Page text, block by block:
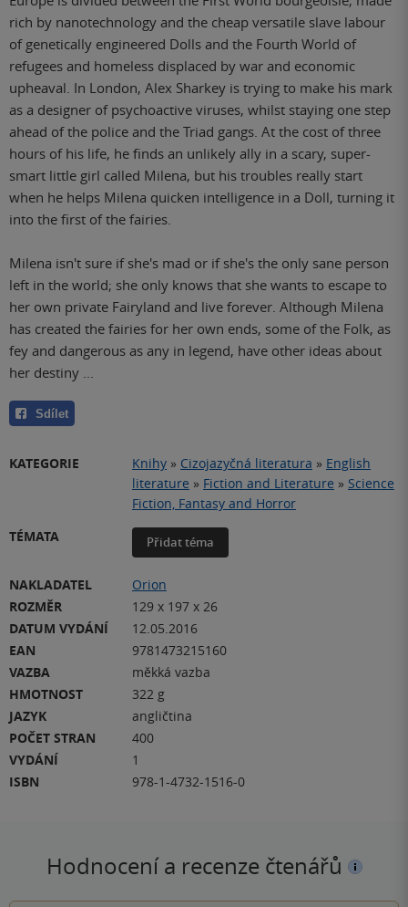
rich by nanotechnology and the cheap versatile slave labour
of genetically engineered Dolls and the Fourth World of
refugees and homeless displaced by war and economic
upheaval. In London, Alex Sharkey is trying to make his mark
as a designer of psychoactive viruses, whilst staying one step
ahead of the police and the Triad gangs. At the cost of three
hours of his life, he finds an unlikely ally in a scary, super-
smart little girl called Milena, but his troubles really start
when he helps Milena quicken intelligence in a Doll, turning it
into the first of the fairies.
Milena isn't sure if she's mad or if she's the only sane person
left in the world; she only knows that she wants to escape to
her own private Fairyland and live forever. Although Milena
has created the fairies for her own ends, some of the Folk, as
fey and dangerous as any in legend, have other ideas about
her destiny ...
Sdílet
KATEGORIE Knihy » Cizojazyčná literatura » English
literature » Fiction and Literature » Science
Fiction, Fantasy and Horror
TÉMATA
Přidat téma
NAKLADATEL
Orion
ROZMĚR
129 x 197 x 26
DATUM VYDÁNÍ
12.05.2016
EAN
9781473215160
VAZBA
měkká vazba
HMOTNOST
322 g
JAZYK
angličtina
POČET STRAN
400
VYDÁNÍ
1
ISBN
978-1-4732-1516-0
Hodnocení a recenze čtenářů